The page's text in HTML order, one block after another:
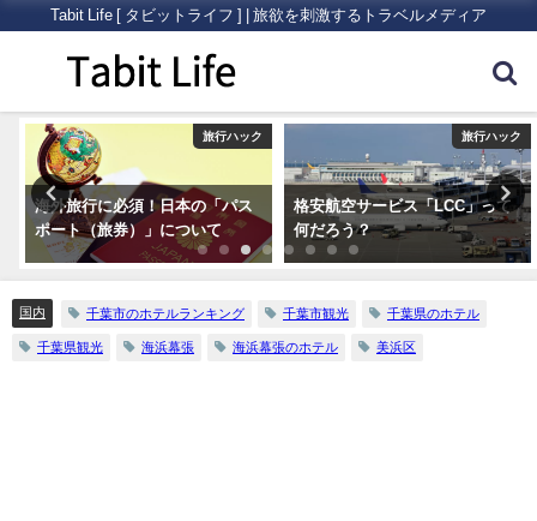
Tabit Life [ タビットライフ ] | 旅欲を刺激するトラベルメディア
旅行ハック
海外旅行に必須！日本の「パス
ポート（旅券）」について
旅行ハック
格安航空サービス「LCC」って
何だろう？
国内 千葉市のホテルランキング 千葉市観光 千葉県のホテル
千葉県観光 海浜幕張 海浜幕張のホテル 美浜区